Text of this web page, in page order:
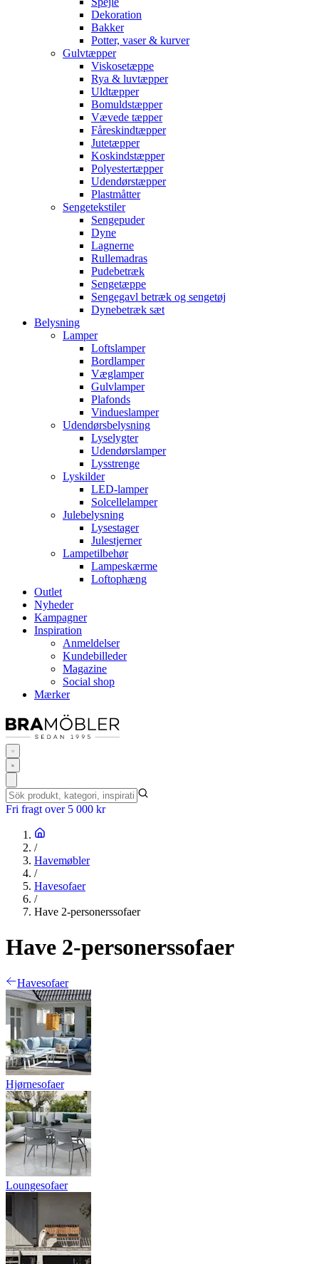
Dekoration
Bakker
Potter, vaser & kurver
Gulvtæpper
Viskosetæppe
Rya & luvtæpper
Uldtæpper
Bomuldstæpper
Vævede tæpper
Fåreskindtæpper
Jutetæpper
Koskindstæpper
Polyestertæpper
Udendørstæpper
Plastmåtter
Sengetekstiler
Sengepuder
Dyne
Lagnerne
Rullemadras
Pudebetræk
Sengetæppe
Sengegavl betræk og sengetøj
Dynebetræk sæt
Belysning
Lamper
Loftslamper
Bordlamper
Væglamper
Gulvlamper
Plafonds
Vindueslamper
Udendørsbelysning
Lyselygter
Udendørslamper
Lysstrenge
Lyskilder
LED-lamper
Solcellelamper
Julebelysning
Lysestager
Julestjerner
Lampetilbehør
Lampeskærme
Loftophæng
Outlet
Nyheder
Kampagner
Inspiration
Anmeldelser
Kundebilleder
Magazine
Social shop
Mærker
Fri fragt over 5 000 kr
/
Havemøbler
/
Havesofaer
/
Have 2-personerssofaer
Have 2-personerssofaer
Havesofaer
Hjørnesofaer
Loungesofaer